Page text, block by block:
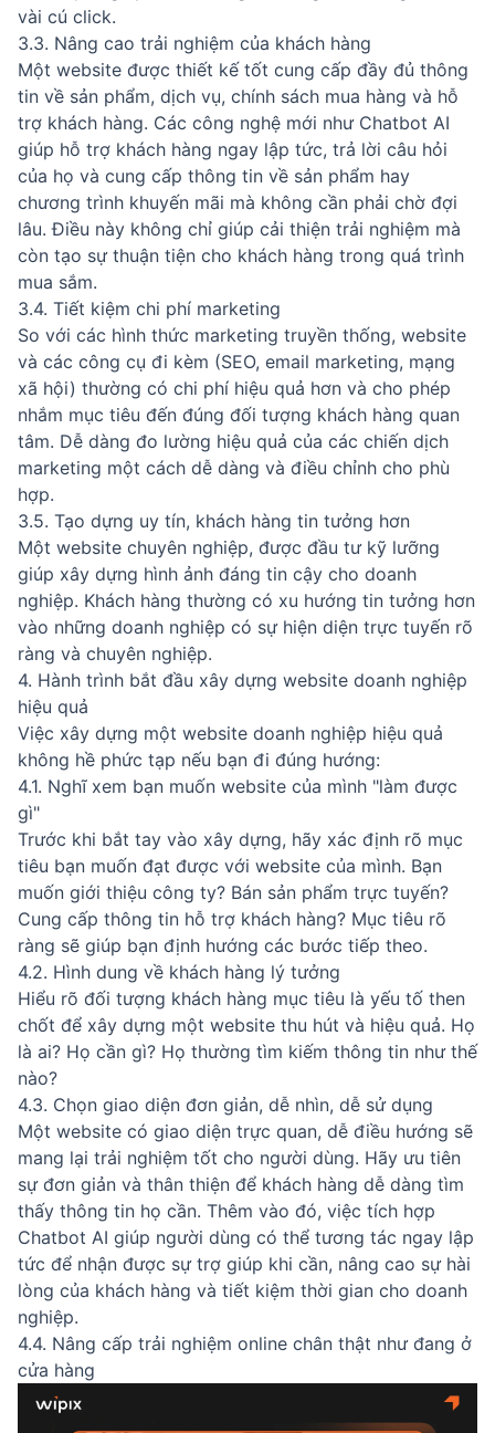
vài cú click.
3.3. Nâng cao trải nghiệm của khách hàng
Một website được thiết kế tốt cung cấp đầy đủ thông
tin về sản phẩm, dịch vụ, chính sách mua hàng và hỗ
trợ khách hàng. Các công nghệ mới như Chatbot AI
giúp hỗ trợ khách hàng ngay lập tức, trả lời câu hỏi
của họ và cung cấp thông tin về sản phẩm hay
chương trình khuyến mãi mà không cần phải chờ đợi
lâu. Điều này không chỉ giúp cải thiện trải nghiệm mà
còn tạo sự thuận tiện cho khách hàng trong quá trình
mua sắm.
3.4. Tiết kiệm chi phí marketing
So với các hình thức marketing truyền thống, website
và các công cụ đi kèm (SEO, email marketing, mạng
xã hội) thường có chi phí hiệu quả hơn và cho phép
nhắm mục tiêu đến đúng đối tượng khách hàng quan
tâm. Dễ dàng đo lường hiệu quả của các chiến dịch
marketing một cách dễ dàng và điều chỉnh cho phù
hợp.
3.5. Tạo dựng uy tín, khách hàng tin tưởng hơn
Một website chuyên nghiệp, được đầu tư kỹ lưỡng
giúp xây dựng hình ảnh đáng tin cậy cho doanh
nghiệp. Khách hàng thường có xu hướng tin tưởng hơn
vào những doanh nghiệp có sự hiện diện trực tuyến rõ
ràng và chuyên nghiệp.
4. Hành trình bắt đầu xây dựng website doanh nghiệp
hiệu quả
Việc xây dựng một website doanh nghiệp hiệu quả
không hề phức tạp nếu bạn đi đúng hướng:
4.1. Nghĩ xem bạn muốn website của mình "làm được
gì"
Trước khi bắt tay vào xây dựng, hãy xác định rõ mục
tiêu bạn muốn đạt được với website của mình. Bạn
muốn giới thiệu công ty? Bán sản phẩm trực tuyến?
Cung cấp thông tin hỗ trợ khách hàng? Mục tiêu rõ
ràng sẽ giúp bạn định hướng các bước tiếp theo.
4.2. Hình dung về khách hàng lý tưởng
Hiểu rõ đối tượng khách hàng mục tiêu là yếu tố then
chốt để xây dựng một website thu hút và hiệu quả. Họ
là ai? Họ cần gì? Họ thường tìm kiếm thông tin như thế
nào?
4.3. Chọn giao diện đơn giản, dễ nhìn, dễ sử dụng
Một website có giao diện trực quan, dễ điều hướng sẽ
mang lại trải nghiệm tốt cho người dùng. Hãy ưu tiên
sự đơn giản và thân thiện để khách hàng dễ dàng tìm
thấy thông tin họ cần. Thêm vào đó, việc tích hợp
Chatbot AI giúp người dùng có thể tương tác ngay lập
tức để nhận được sự trợ giúp khi cần, nâng cao sự hài
lòng của khách hàng và tiết kiệm thời gian cho doanh
nghiệp.
4.4. Nâng cấp trải nghiệm online chân thật như đang ở
cửa hàng